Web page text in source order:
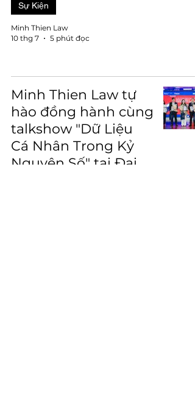
Sự Kiện
Minh Thien Law
10 thg 7
5 phút đọc
Minh Thien Law tự
hào đồng hành cùng
talkshow "Dữ Liệu
Cá Nhân Trong Kỷ
Nguyên Số" tại Đại